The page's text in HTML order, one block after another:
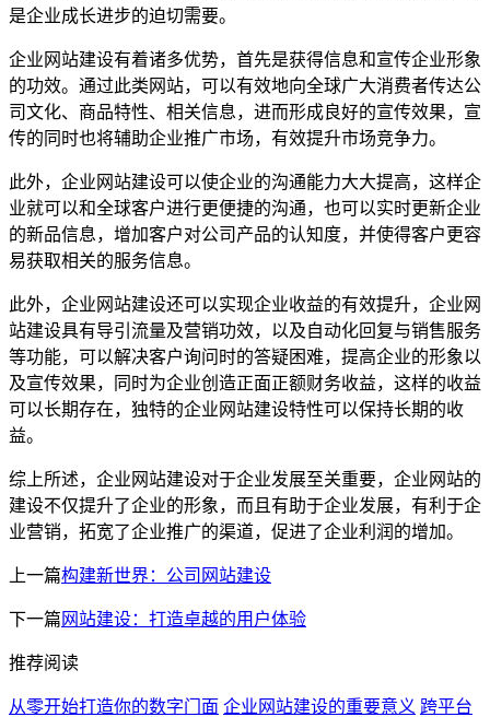
是企业成长进步的迫切需要。
企业网站建设有着诸多优势，首先是获得信息和宣传企业形象
的功效。通过此类网站，可以有效地向全球广大消费者传达公
司文化、商品特性、相关信息，进而形成良好的宣传效果，宣
传的同时也将辅助企业推广市场，有效提升市场竞争力。
此外，企业网站建设可以使企业的沟通能力大大提高，这样企
业就可以和全球客户进行更便捷的沟通，也可以实时更新企业
的新品信息，增加客户对公司产品的认知度，并使得客户更容
易获取相关的服务信息。
此外，企业网站建设还可以实现企业收益的有效提升，企业网
站建设具有导引流量及营销功效，以及自动化回复与销售服务
等功能，可以解决客户询问时的答疑困难，提高企业的形象以
及宣传效果，同时为企业创造正面正额财务收益，这样的收益
可以长期存在，独特的企业网站建设特性可以保持长期的收
益。
综上所述，企业网站建设对于企业发展至关重要，企业网站的
建设不仅提升了企业的形象，而且有助于企业发展，有利于企
业营销，拓宽了企业推广的渠道，促进了企业利润的增加。
上一篇构建新世界：公司网站建设
下一篇 网站建设：打造卓越的用户体验
推荐阅读
从零开始打造你的数字门面 企业网站建设的重要意义 跨平台